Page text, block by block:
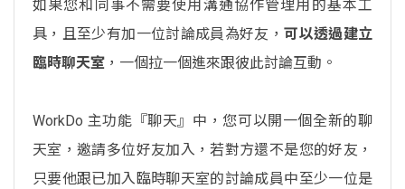
如果您和同事不需要使用溝通協作管理用的基本工
具，且至少有加一位討論成員為好友，可以透過建立
臨時聊天室 ，一個拉一個進來跟彼此討論互動。
WorkDo 主功能『聊天』中，您可以開一個全新的聊
天室，邀請多位好友加入，若對方還不是您的好友，
只要他跟已加入臨時聊天室的討論成員中至少一位是